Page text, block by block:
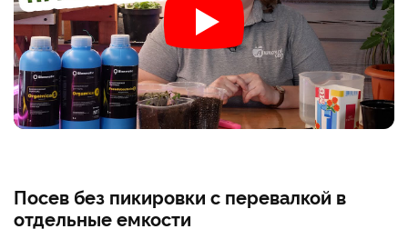
Посев без пикировки с перевалкой в
отдельные емкости